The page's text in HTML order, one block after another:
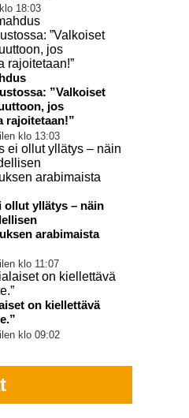
18:03
”Valkoiset
jos
rajoitetaan!”
klo 13:03
ollut yllätys – näin
arabimaista
klo 11:07
on kiellettävä
klo 09:02